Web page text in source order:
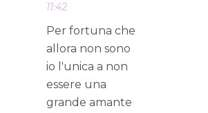
11:42
Per fortuna che
allora non sono
io l'unica a non
essere una
grande amante